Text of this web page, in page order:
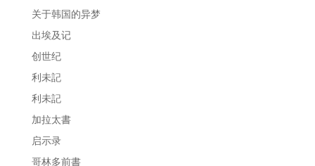
关于韩国的异梦
出埃及记
创世纪
利未記
利未記
加拉太書
启示录
哥林多前書